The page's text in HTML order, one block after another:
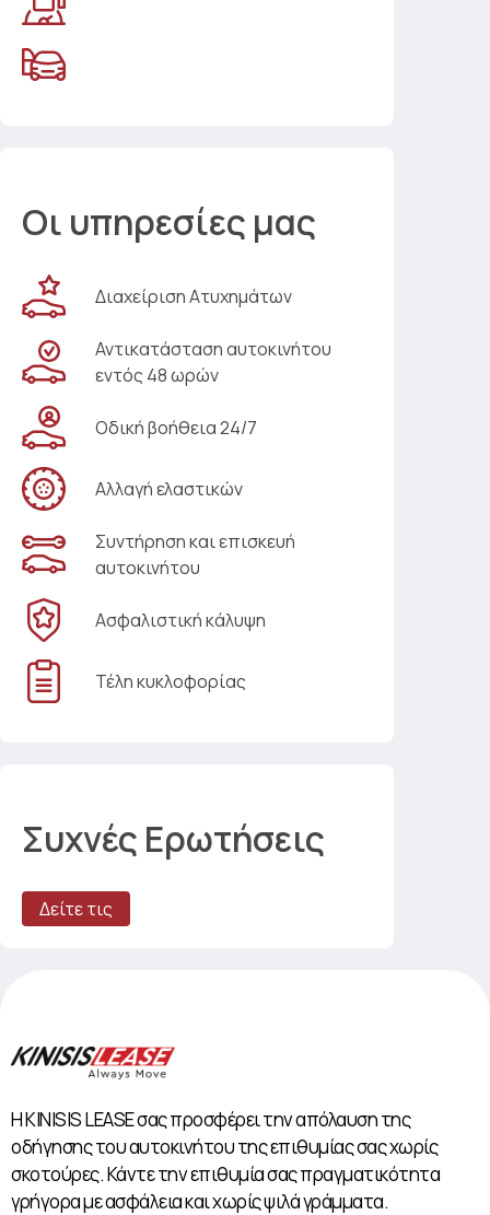
Οι υπηρεσίες μας
Διαχείριση Ατυχημάτων
Αντικατάσταση αυτοκινήτου
εντός 48 ωρών
Οδική βοήθεια 24/7
Αλλαγή ελαστικών
Συντήρηση και επισκευή
αυτοκινήτου
Ασφαλιστική κάλυψη
Τέλη κυκλοφορίας
Συχνές Ερωτήσεις
Δείτε τις
Η KINISIS LEASE σας προσφέρει την απόλαυση της
οδήγησης του αυτοκινήτου της επιθυμίας σας χωρίς
σκοτούρες. Κάντε την επιθυμία σας πραγματικότητα
γρήγορα με ασφάλεια και χωρίς ψιλά γράμματα.